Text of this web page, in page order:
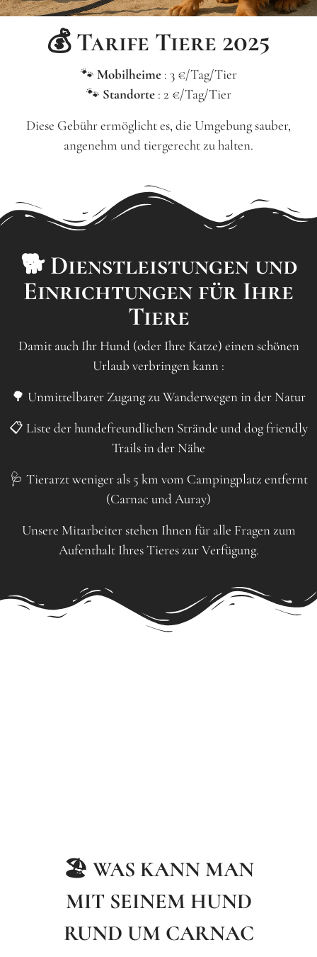
💰 Tarife Tiere 2025
🐾 Mobilheime: 3 €/Tag/Tier
🐾 Standorte: 2 €/Tag/Tier
Diese Gebühr ermöglicht es, die Umgebung sauber,
angenehm und tiergerecht zu halten.
🐕 Dienstleistungen und
Einrichtungen für Ihre
Tiere
Damit auch Ihr Hund (oder Ihre Katze) einen schönen
Urlaub verbringen kann :
🌳 Unmittelbarer Zugang zu Wanderwegen in der Natur
📋 Liste der hundefreundlichen Strände und dog friendly
Trails in der Nähe
🩺 Tierarzt weniger als 5 km vom Campingplatz entfernt
(Carnac und Auray)
Unsere Mitarbeiter stehen Ihnen für alle Fragen zum
Aufenthalt Ihres Tieres zur Verfügung.
🏖️ WAS KANN MAN
MIT SEINEM HUND
RUND UM CARNAC